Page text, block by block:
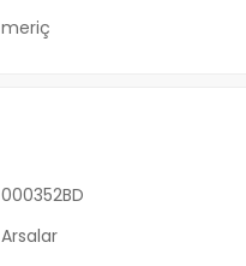
meriç
000352BD
Arsalar